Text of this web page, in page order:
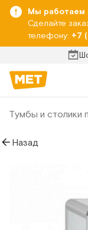
Мы работаем
Сделайте
телефону: +7
Тумбы и столики
Назад